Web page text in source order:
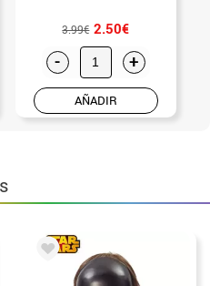
3.99€ 2.50€
- +
AÑADIR